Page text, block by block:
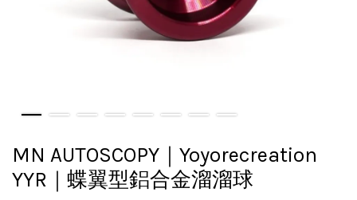
MN AUTOSCOPY｜Yoyorecreation
YYR｜蝶翼型鋁合金溜溜球